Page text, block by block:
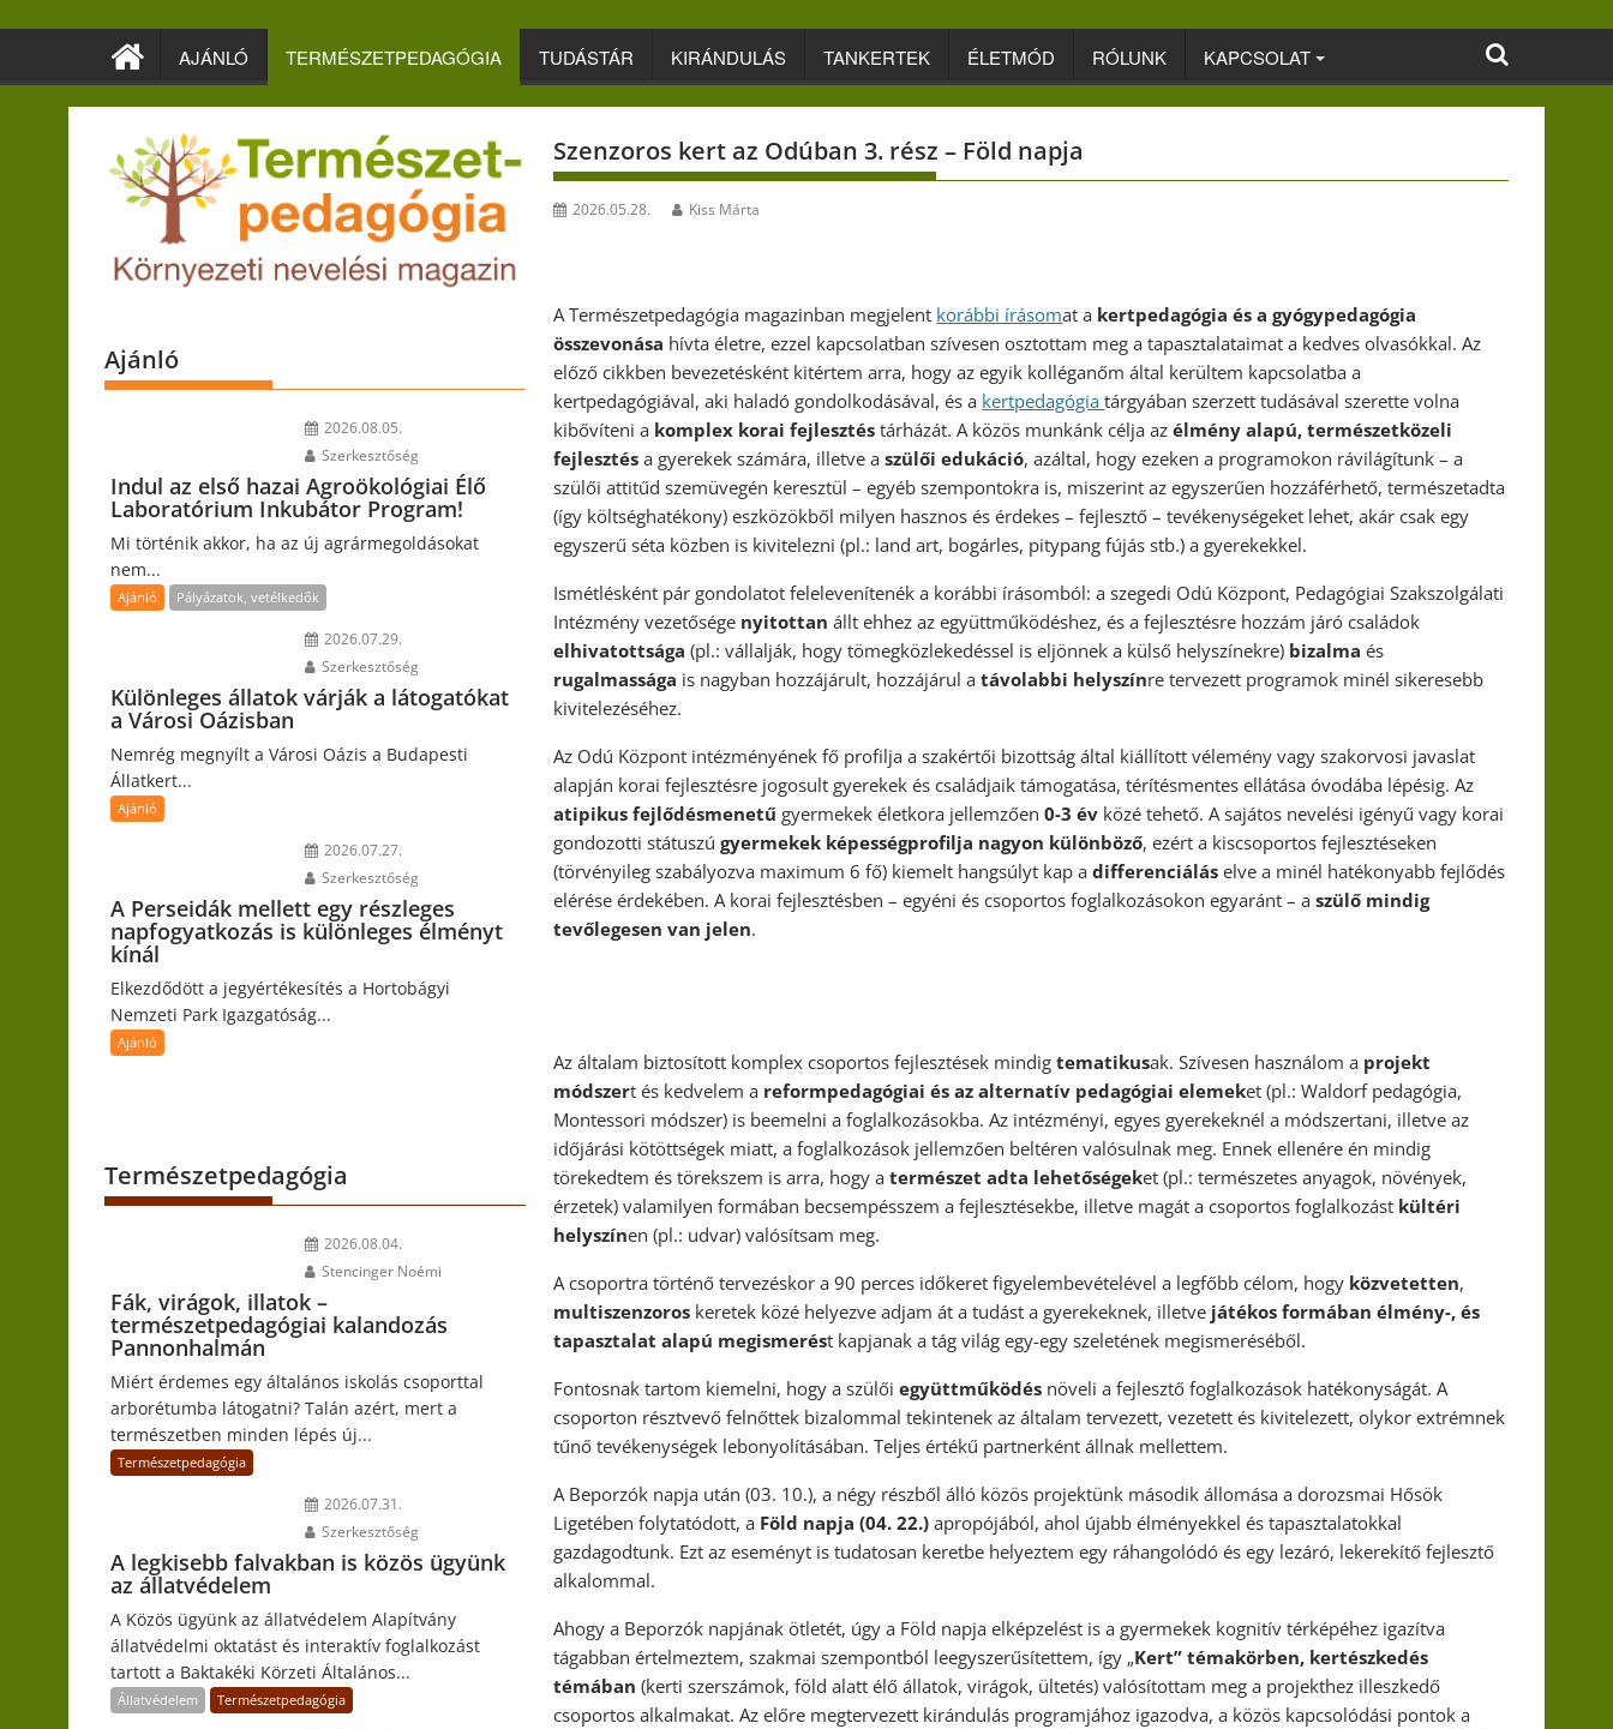
AJÁNLÓ TERMÉSZETPEDAGÓGIA TUDÁSTÁR KIRÁNDULÁS TANKERTEK ÉLETMÓD RÓLUNK KAPCSOLAT
Szenzoros kert az Odúban 3. rész – Föld napja
2026.05.28. Kiss Márta
A Természetpedagógia magazinban megjelent korábbi írásomat a kertpedagógia és a gyógypedagógia
összevonása hívta életre, ezzel kapcsolatban szívesen osztottam meg a tapasztalataimat a kedves olvasókkal. Az
előző cikkben bevezetésként kitértem arra, hogy az egyik kolléganőm által kerültem kapcsolatba a
kertpedagógiával, aki haladó gondolkodásával, és a kertpedagógiatárgyában szerzett tudásával szerette volna
kibővíteni a komplex korai fejlesztés tárházát. A közös munkánk célja azélmény alapú, természetközeli
fejlesztés a gyerekek számára, illetve aszülői edukáció, azáltal, hogy ezeken a programokon rávilágítunk – a
szülői attitűd szemüvegén keresztül – egyéb szempontokra is, miszerint az egyszerűen hozzáférhető, természetadta
(így költséghatékony) eszközökből milyen hasznos és érdekes – fejlesztő – tevékenységeket lehet, akár csak egy
egyszerű séta közben is kivitelezni (pl.: land art, bogárles, pitypang fújás stb.) a gyerekekkel.
Ismétlésként pár gondolatot felelevenítenék a korábbi írásomból: a szegedi Odú Központ, Pedagógiai Szakszolgálati
Intézmény vezetősége nyitottan állt ehhez az együttműködéshez, és a fejlesztésre hozzám járó családok
elhivatottsága (pl.: vállalják, hogy tömegközlekedéssel is eljönnek a külső helyszínekre) bizalma és
rugalmassága is nagyban hozzájárult, hozzájárul atávolabbi helyszínre tervezett programok minél sikeresebb
kivitelezéséhez.
Az Odú Központ intézményének fő profilja a szakértői bizottság által kiállított vélemény vagy szakorvosi javaslat
alapján korai fejlesztésre jogosult gyerekek és családjaik támogatása, térítésmentes ellátása óvodába lépésig. Az
atipikus fejlődésmenetű gyermekek életkora jellemzően0-3 év közé tehető. A sajátos nevelési igényű vagy korai
gondozotti státuszúgyermekek képességprofilja nagyon különböző, ezért a kiscsoportos fejlesztéseken
(törvényileg szabályozva maximum 6 fő) kiemelt hangsúlyt kap adifferenciálás elve a minél hatékonyabb fejlődés
elérése érdekében. A korai fejlesztésben – egyéni és csoportos foglalkozásokon egyaránt – aszülő mindig
tevőlegesen van jelen.
Az általam biztosított komplex csoportos fejlesztések mindigtematikusak. Szívesen használom a projekt
módszert és kedvelem a reformpedagógiai és az alternatív pedagógiai elemeket (pl.: Waldorf pedagógia,
Montessori módszer) is beemelni a foglalkozásokba. Az intézményi, egyes gyerekeknél a módszertani, illetve az
időjárási kötöttségek miatt, a foglalkozások jellemzően beltéren valósulnak meg. Ennek ellenére én mindig
törekedtem és törekszem is arra, hogy atermészet adta lehetőségeket (pl.: természetes anyagok, növények,
érzetek) valamilyen formában becsempésszem a fejlesztésekbe, illetve magát a csoportos foglalkozást kültéri
helyszínen (pl.: udvar) valósítsam meg.
A csoportra történő tervezéskor a 90 perces időkeret figyelembevételével a legfőbb célom, hogy közvetetten,
multiszenzoros keretek közé helyezve adjam át a tudást a gyerekeknek, illetve játékos formában élmény-, és
tapasztalat alapú megismerést kapjanak a tág világ egy-egy szeletének megismeréséből.
Fontosnak tartom kiemelni, hogy a szülőiegyüttműködés növeli a fejlesztő foglalkozások hatékonyságát. A
csoporton résztvevő felnőttek bizalommal tekintenek az általam tervezett, vezetett és kivitelezett, olykor extrémnek
tűnő tevékenységek lebonyolításában. Teljes értékű partnerként állnak mellettem.
A Beporzók napja után (03. 10.), a négy részből álló közös projektünk második állomása a dorozsmai Hősök
Ligetében folytatódott, a Föld napja (04. 22.) apropójából, ahol újabb élményekkel és tapasztalatokkal
gazdagodtunk. Ezt az eseményt is tudatosan keretbe helyeztem egy ráhangolódó és egy lezáró, lekerekítő fejlesztő
alkalommal.
Ahogy a Beporzók napjának ötletét, úgy a Föld napja elképzelést is a gyermekek kognitív térképéhez igazítva
tágabban értelmeztem, szakmai szempontból leegyszerűsítettem, így „Kert” témakörben, kertészkedés
témában (kerti szerszámok, föld alatt élő állatok, virágok, ültetés) valósítottam meg a projekthez illeszkedő
csoportos alkalmakat. Az előre megtervezett kirándulás programjához igazodva, a közös kapcsolódási pontok a
Ajánló
2026.08.05.
Szerkesztőség
Indul az első hazai Agroökológiai Élő
Laboratórium Inkubátor Program!
Mi történik akkor, ha az új agrármegoldásokat
nem...
Ajánló Pályázatok, vetélkedők
2026.07.29.
Szerkesztőség
Különleges állatok várják a látogatókat
a Városi Oázisban
Nemrég megnyílt a Városi Oázis a Budapesti
Állatkert...
Ajánló
2026.07.27.
Szerkesztőség
A Perseidák mellett egy részleges
napfogyatkozás is különleges élményt
kínál
Elkezdődött a jegyértékesítés a Hortobágyi
Nemzeti Park Igazgatóság...
Ajánló
Természetpedagógia
2026.08.04.
Stencinger Noémi
Fák, virágok, illatok –
természetpedagógiai kalandozás
Pannonhalmán
Miért érdemes egy általános iskolás csoporttal
arborétumba látogatni? Talán azért, mert a
természetben minden lépés új...
Természetpedagógia
2026.07.31.
Szerkesztőség
A legkisebb falvakban is közös ügyünk
az állatvédelem
A Közös ügyünk az állatvédelem Alapítvány
állatvédelmi oktatást és interaktív foglalkozást
tartott a Baktakéki Körzeti Általános...
Állatvédelem Természetpedagógia